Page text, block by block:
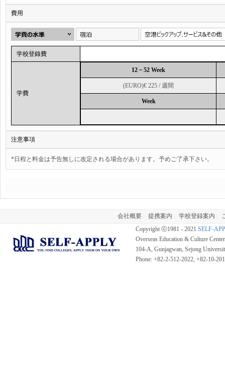
費用
学校登錄費
学費
12 ~ 52 Week
(EURO)€ 225 / 週間
Week
注意事項
*日程と料金は予告無しに改定される場合があります。予めご了承下さい。
会社概要 提携案内 学校登録案内
Copyright ⓒ1981 - 2021 SELF-
Overseas Education & Culture
104-A, Gunjagwan, Sejong
Phone: +82-2-512-2022, +82-10-